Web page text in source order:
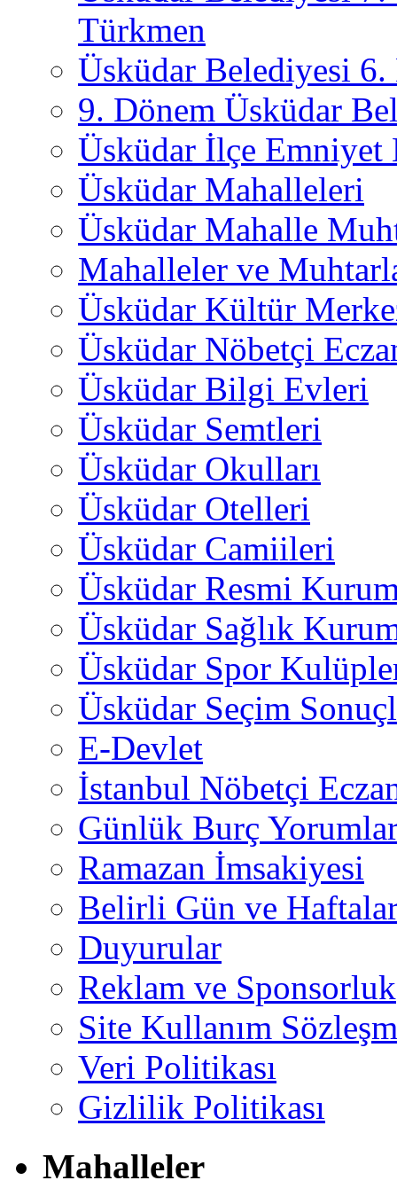
Türkmen
Üsküdar Belediyesi 6.
9. Dönem Üsküdar
Üsküdar İlçe
Üsküdar Mahalleleri
Üsküdar Mahalle
Mahalleler ve
Üsküdar Kültür
Üsküdar Nöbetçi
Üsküdar Bilgi Evleri
Üsküdar Semtleri
Üsküdar Okulları
Üsküdar Otelleri
Üsküdar Camiileri
Üsküdar Resmi
Üsküdar Sağlık
Üsküdar Spor
Üsküdar Seçim
E-Devlet
İstanbul Nöbetçi
Günlük Burç
Ramazan İmsakiyesi
Belirli Gün ve
Duyurular
Reklam ve Sponsorluk
Site Kullanım
Veri Politikası
Gizlilik Politikası
Mahalleler